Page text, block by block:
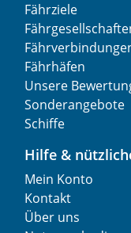
Fährziele
Fährhäfen
Unsere
Sonderangebote
Schiffe
Hilfe &
Mein Konto
Kontakt
Über uns